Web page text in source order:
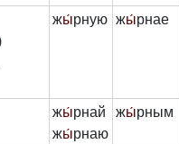
жы́рную жы́рнае
жы́рнай
жы́рнаю
жы́рным